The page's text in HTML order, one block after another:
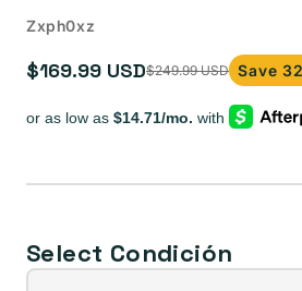
Zxph0xz
Precio
oferta
$169.99 USD
Precio
$249.99 USD Save
Select Condición